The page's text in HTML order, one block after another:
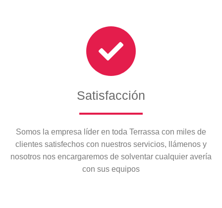
Satisfacción
Somos la empresa líder en toda Terrassa con miles de
clientes satisfechos con nuestros servicios, llámenos y
nosotros nos encargaremos de solventar cualquier avería
con sus equipos